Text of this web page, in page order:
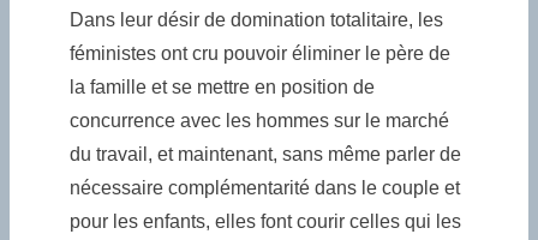
Dans leur désir de domination totalitaire, les
féministes ont cru pouvoir éliminer le père de
la famille et se mettre en position de
concurrence avec les hommes sur le marché
du travail, et maintenant, sans même parler de
nécessaire complémentarité dans le couple et
pour les enfants, elles font courir celles qui les